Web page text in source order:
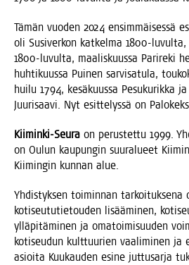
Tämän vuo­den 2024 ensim­mäi­ses­sä
oli Susi­ver­kon kat­kel­ma 1800-
1800-luvul­ta, maa­lis­kuus­sa Pari­re­ki
huh­ti­kuus­sa Pui­nen sar­vi­sa­tu­la,
hui­lu 1794, kesä­kuus­sa Pesu­ku­rik­ka
Juu­ri­saa­vi. Nyt esit­te­lys­sä on
Kii­min­ki-Seu­ra on perus­tet­tu 1999.
on Oulun kau­pun­gin suur­alu­eet
Kii­min­gin kun­nan alue.
Yhdis­tyk­sen toi­min­nan tar­koi­tuk­se­na
koti­seu­tu­tie­tou­den lisää­mi­nen,
yllä­pi­tä­mi­nen ja oma­toi­mi­suu­den
koti­seu­dun kult­tuu­rien vaa­li­mi­nen ja
asioi­ta Kuu­kau­den esi­ne jut­tusar­ja